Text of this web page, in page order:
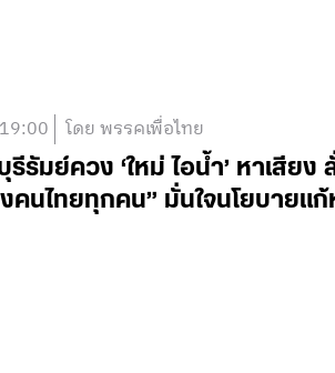
โดย พรรคเพื่อไทย
รัมย์ควง ‘ใหม่ ไอน้ำ’ หาเสียง
คนไทยทุกคน” มั่นใจนโยบายแก้